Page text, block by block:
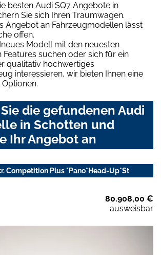
besten Audi SQ7 Angebote in
Sie sich Ihren Traumwagen.
Angebot an Fahrzeugmodellen lässt
offen.
Modell mit den neuesten
suchen oder sich für ein
qualitativ hochwertiges
interessieren, wir bieten Ihnen eine
die gefundenen Audi
in Schotten und
Ihr Angebot an
Competition Plus *Pano*Head-Up*St
80.908,00 €
ausweisbar